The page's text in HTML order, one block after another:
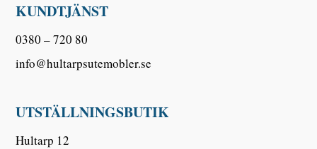
KUNDTJÄNST
0380 – 720 80
info@hultarpsutemobler.se
UTSTÄLLNINGSBUTIK
Hultarp 12